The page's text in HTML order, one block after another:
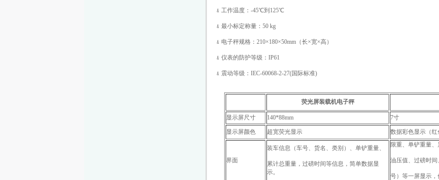
﹠工作温度：-45℃到125℃
﹠最小标定称量：50 kg
﹠电子秤规格：210×180×50mm（长×宽×高）
﹠仪表的防护等级：IP61
﹠震动等级：IEC-60068-2-27(国际标准)
荧光屏装载机电子秤
显示屏尺寸 140*88mm 7寸
显示屏颜色 超宽荧光显示 数据彩色显示（红
界面
装车信息（车号、货名、类别）、单铲重量、
累计总重量，过磅时间等信息，简单数据显
示。
限重、单铲重量
油压值、过磅时
号）等一屏显示，